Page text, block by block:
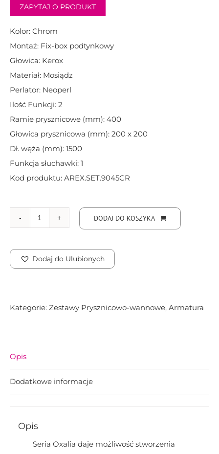
ZAPYTAJ O PRODUKT
Kolor: Chrom
Montaż: Fix-box podtynkowy
Głowica: Kerox
Materiał: Mosiądz
Perlator: Neoperl
Ilość Funkcji: 2
Ramie prysznicowe (mm): 400
Głowica prysznicowa (mm): 200 x 200
Dł. węża (mm): 1500
Funkcja słuchawki: 1
Kod produktu: AREX.SET.9045CR
prysznicowo-
DODAJ DO KOSZYKA
Dodaj do Ulubionych
Kategorie: Zestawy Prysznicowo-wannowe, Armatura
Opis
Dodatkowe informacje
Opis
Seria Oxalia daje możliwość stworzenia